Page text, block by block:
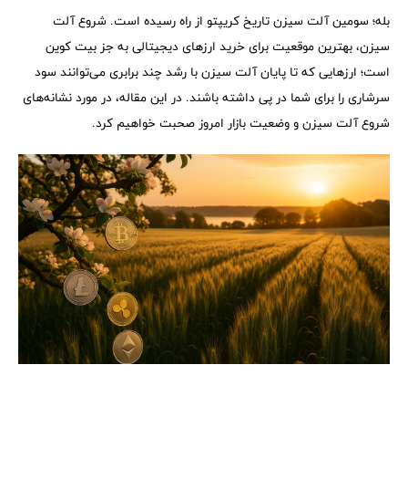
بله؛ سومین آلت سیزن تاریخ کریپتو از راه رسیده است. شروع آلت
سیزن، بهترین موقعیت برای خرید ارزهای دیجیتالی به جز بیت کوین
است؛ ارزهایی که تا پایان آلت سیزن با رشد چند برابری می‌توانند سود
سرشاری را برای شما در پی داشته باشند. در این مقاله، در مورد نشانه‌های
شروع آلت سیزن و وضعیت بازار امروز صحبت خواهیم کرد.